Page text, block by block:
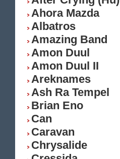
Ahora Mazda
Albatros
Amazing Band
Amon Duul
Amon Duul II
Areknames
Ash Ra Tempel
Brian Eno
Can
Caravan
Chrysalide